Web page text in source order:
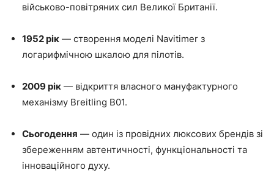
військово-повітряних сил Великої Британії.
1952 рік — створення моделі Navitimer з
логарифмічною шкалою для пілотів.
2009 рік — відкриття власного мануфактурного
механізму Breitling B01.
Сьогодення — один із провідних люксових брендів зі
збереженням автентичності, функціональності та
інноваційного духу.